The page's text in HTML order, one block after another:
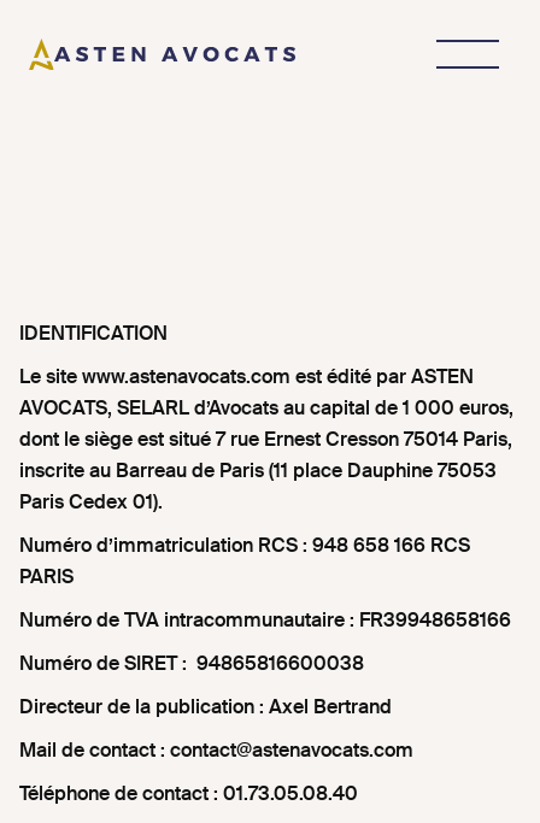
IDENTIFICATION
Le site www.astenavocats.com est édité par ASTEN
AVOCATS, SELARL d’Avocats au capital de 1 000 euros,
dont le siège est situé 7 rue Ernest Cresson 75014 Paris,
inscrite au Barreau de Paris (11 place Dauphine 75053
Paris Cedex 01).
Numéro d’immatriculation RCS : 948 658 166 RCS
PARIS
Numéro de TVA intracommunautaire : FR39948658166
Numéro de SIRET : 94865816600038
Directeur de la publication : Axel Bertrand
Mail de contact : contact@astenavocats.com
Téléphone de contact : 01.73.05.08.40